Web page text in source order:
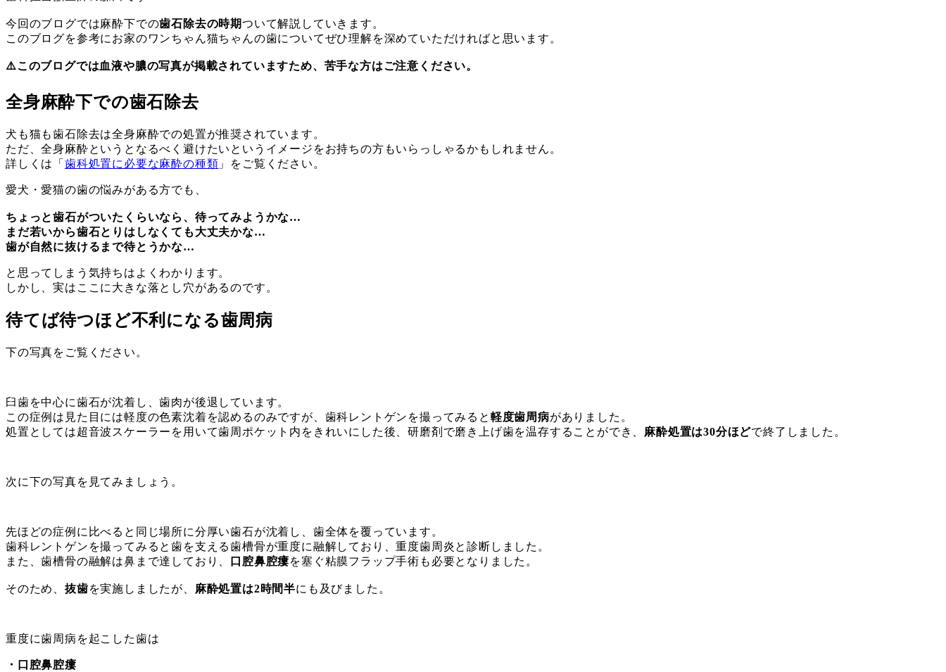
ー
今回のブログでは麻酔下での歯石除去の時期ついて解説していきます。
このブログを参考にお家のワンちゃん猫ちゃんの歯についてぜひ理解を深めていただければと思います。
⚠️このブログでは血液や膿の写真が掲載されていますため、苦手な方はご注意ください。
全身麻酔下での歯石除去
犬も猫も歯石除去は全身麻酔での処置が推奨されています。
ただ、全身麻酔というとなるべく避けたいというイメージをお持ちの方もいらっしゃるかもしれません。
詳しくは「 歯科処置に必要な麻酔の種類 」をご覧ください。
愛犬・愛猫の歯の悩みがある方でも、
ちょっと歯石がついたくらいなら、待ってみようかな…
まだ若いから歯石とりはしなくても大丈夫かな…
歯が自然に抜けるまで待とうかな…
と思ってしまう気持ちはよくわかります。
しかし、実はここに大きな落とし穴があるのです。
待てば待つほど不利になる歯周病
下の写真をご覧ください。
臼歯を中心に歯石が沈着し、歯肉が後退しています。
この症例は見た目には軽度の色素沈着を認めるのみですが、歯科レントゲンを撮ってみると 軽度歯周病がありました。
処置としては超音波スケーラーを用いて歯周ポケット内をきれいにした後、研磨剤で磨き上げ歯を温存することができ、 麻酔処置は30分ほどで終了しました。
次に下の写真を見てみましょう。
先ほどの症例に比べると同じ場所に分厚い歯石が沈着し、歯全体を覆っています。
歯科レントゲンを撮ってみると歯を支える歯槽骨が重度に融解しており、重度歯周炎と診断しました。
また、歯槽骨の融解は鼻まで達しており、
口腔鼻腔瘻を塞ぐ粘膜フラップ手術も必要となりました。
そのため、 抜歯を実施しましたが、 麻酔処置は2時間半にも及びました。
重度に歯周病を起こした歯は
・口腔鼻腔瘻